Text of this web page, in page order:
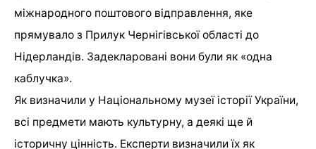
міжнародного поштового відправлення, яке
прямувало з Прилук Чернігівської області до
Нідерландів. Задекларовані вони були як «одна
каблучка».
Як визначили у Національному музеї історії України,
всі предмети мають культурну, а деякі ще й
історичну цінність. Експерти визначили їх як